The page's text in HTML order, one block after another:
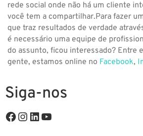
rede social onde não há um cliente
você tem a compartilhar.Para fazer
que traz resultados de verdade
é necessário uma equipe de
do assunto, ficou interessado? Entre
gente, estamos online no Facebook,
Siga-nos